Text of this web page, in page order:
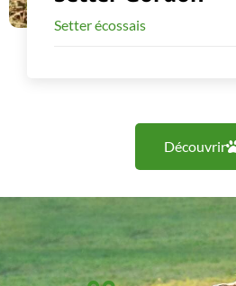
Setter écossais
Découvrir